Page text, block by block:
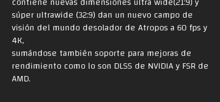
súper ultrawide (32:9) dan un nuevo campo de
visión del mundo desolador de Atropos a 60 fps y
4K,
sumándose también soporte para mejoras de
rendimiento como lo son DLSS de NVIDIA y FSR de
AMD.